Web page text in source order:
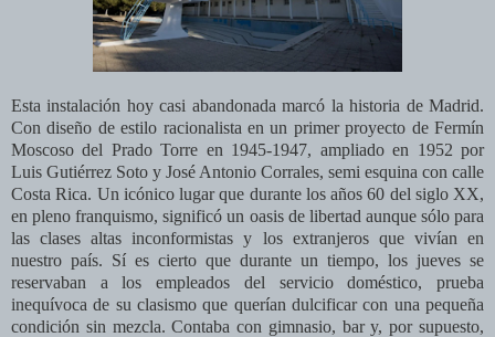
Esta instalación hoy casi abandonada marcó la historia de Madrid.
Con diseño de estilo racionalista en un primer proyecto de Fermín
Moscoso del Prado Torre en 1945-1947, ampliado en 1952 por
Luis Gutiérrez Soto y José Antonio Corrales, semi esquina con calle
Costa Rica.​ Un icónico lugar que durante los años 60 del siglo XX,
en pleno franquismo, significó un oasis de libertad aunque sólo para
las clases altas inconformistas y los extranjeros que vivían en
nuestro país. Sí es cierto que durante un tiempo, los jueves se
reservaban a los empleados del servicio doméstico, prueba
inequívoca de su clasismo que querían dulcificar con una pequeña
condición sin mezcla. Contaba con gimnasio, bar y, por supuesto,